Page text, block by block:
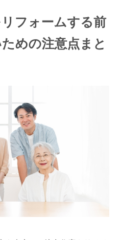
フォームする前
めの注意点まと